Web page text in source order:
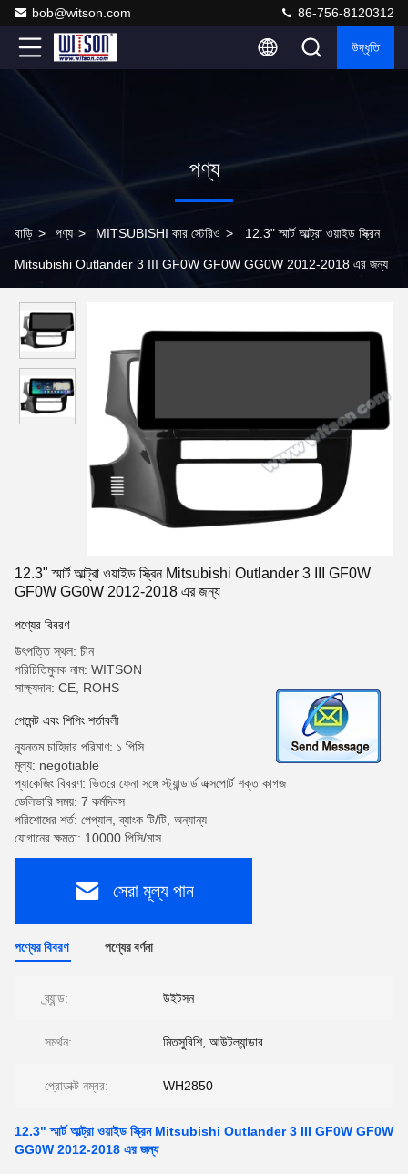
bob@witson.com 86-756-8120312
উদ্ধৃতি
পণ্য
বাড়ি > পণ্য > MITSUBISHI কার স্টেরিও > 12.3" স্মার্ট আল্ট্রা ওয়াইড স্ক্রিন
Mitsubishi Outlander 3 III GF0W GF0W GG0W 2012-2018 এর জন্য
12.3" স্মার্ট আল্ট্রা ওয়াইড স্ক্রিন Mitsubishi Outlander 3 III GF0W
GF0W GG0W 2012-2018 এর জন্য
পণ্যের বিবরণ
উৎপত্তি স্থল: চীন
পরিচিতিমুলক নাম: WITSON
সাক্ষ্যদান: CE, ROHS
পেমেন্ট এবং শিপিং শর্তাবলী
ন্যূনতম চাহিদার পরিমাণ: ১ পিসি
মূল্য: negotiable
প্যাকেজিং বিবরণ: ভিতরে ফেনা সঙ্গে স্ট্যান্ডার্ড এক্সপোর্ট শক্ত কাগজ
ডেলিভারি সময়: 7 কর্মদিবস
পরিশোধের শর্ত: পেপ্যাল, ব্যাংক টি/টি, অন্যান্য
যোগানের ক্ষমতা: 10000 পিসি/মাস
সেরা মূল্য পান
পণ্যের বিবরণ পণ্যের বর্ণনা
ব্র্যান্ড: উইটসন
সমর্থন: মিতসুবিশি, আউটল্যান্ডার
প্রোডাক্ট নম্বর: WH2850
12.3" স্মার্ট আল্ট্রা ওয়াইড স্ক্রিন Mitsubishi Outlander 3 III GF0W GF0W
GG0W 2012-2018 এর জন্য